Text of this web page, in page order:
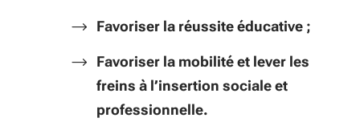
Favoriser la réussite éducative ;
Favoriser la mobilité et lever les
freins à l’insertion sociale et
professionnelle.